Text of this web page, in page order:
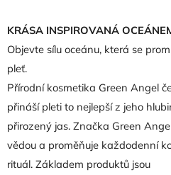
KRÁSA INSPIROVANÁ
Objevte sílu oceánu, která se
pleť.
Přírodní kosmetika Green Angel
přináší pleti to nejlepší z jeho
přirozený jas. Značka Green
vědou a proměňuje každodenní
rituál. Základem produktů jsou